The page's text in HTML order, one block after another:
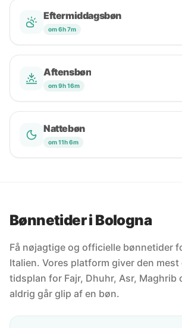
Eftermiddagsbøn
om 6h 7m
Aftensbøn
om 9h 16m
Nattebøn
om 11h 6m
Bønnetider i Bologna
Få nøjagtige og officielle bønnetider
Italien. Vores platform giver den
tidsplan for Fajr, Dhuhr, Asr, Maghrib
aldrig går glip af en bøn.